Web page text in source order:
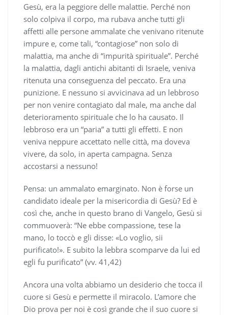
Gesù, era la peggiore delle malattie. Perché non
solo colpiva il corpo, ma rubava anche tutti gli
affetti alle persone ammalate che venivano ritenute
impure e, come tali, “contagiose” non solo di
malattia, ma anche di “impurità spirituale”. Perché
la malattia, dagli antichi abitanti di Israele, veniva
ritenuta una conseguenza del peccato. Era una
punizione. E nessuno si avvicinava ad un lebbroso
per non venire contagiato dal male, ma anche dal
deterioramento spirituale che lo ha causato. Il
lebbroso era un “paria” a tutti gli effetti. E non
veniva neppure accettato nelle città, ma doveva
vivere, da solo, in aperta campagna. Senza
accostarsi a nessuno!
Pensa: un ammalato emarginato. Non è forse un
candidato ideale per la misericordia di Gesù? Ed è
così che, anche in questo brano di Vangelo, Gesù si
commuoverà: “Ne ebbe compassione, tese la
mano, lo toccò e gli disse: «Lo voglio, sii
purificato!». E subito la lebbra scomparve da lui ed
egli fu purificato” (vv. 41,42)
Ancora una volta abbiamo un desiderio che tocca il
cuore si Gesù e permette il miracolo. L’amore che
Dio prova per noi è così grande che il suo cuore si